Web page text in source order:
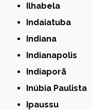
Ilhabela
Indaiatuba
Indiana
Indianapolis
Indiaporã
Inúbia Paulista
Ipaussu